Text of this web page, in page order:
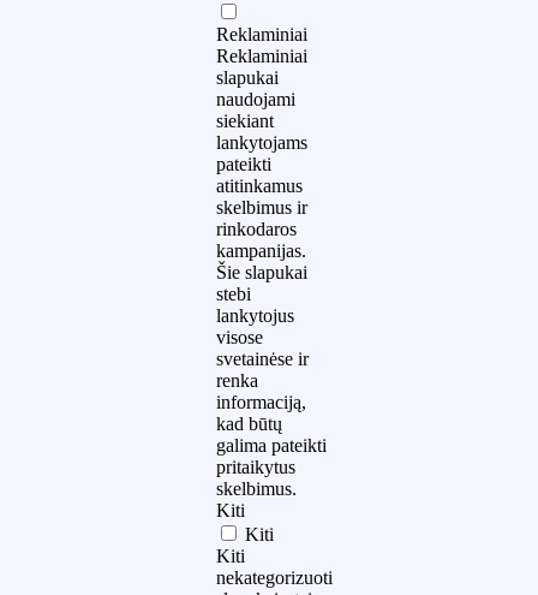
Reklaminiai
Reklaminiai
slapukai
naudojami
siekiant
lankytojams
pateikti
atitinkamus
skelbimus ir
rinkodaros
kampanijas.
Šie slapukai
stebi
lankytojus
visose
svetainėse ir
renka
informaciją,
kad būtų
galima pateikti
pritaikytus
skelbimus.
Kiti
Kiti
Kiti
nekategorizuoti